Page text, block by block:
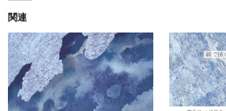
関連